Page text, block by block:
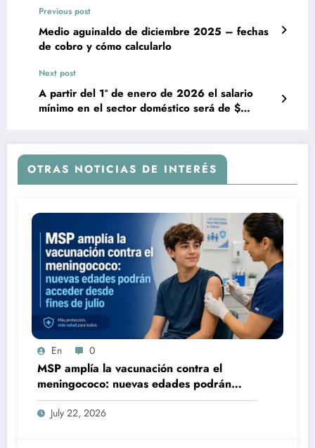
Previous post
Medio aguinaldo de diciembre 2025 – fechas
de cobro y cómo calcularlo
Next post
A partir del 1º de enero de 2026 el salario
mínimo en el sector doméstico será de $
OTRAS NOTICIAS DE INTERÉS
En 0
MSP amplía la vacunación contra el
meningococo: nuevas edades podrán
acceder desde fines de julio
July 22, 2026